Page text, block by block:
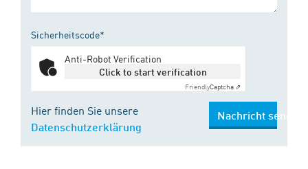
Sicherheitscode*
Anti-Robot Verification
Click to start verification
FriendlyCaptcha ⇗
Hier finden Sie unsere
Datenschutzerklärung
Nachricht senden